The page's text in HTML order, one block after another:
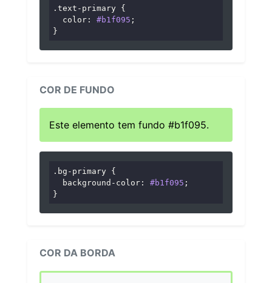
.text-primary {
color : #b1f095 ;
}
COR DE FUNDO
Este elemento tem fundo #b1f095.
.bg-primary {
background-color : #b1f095 ;
}
COR DA BORDA